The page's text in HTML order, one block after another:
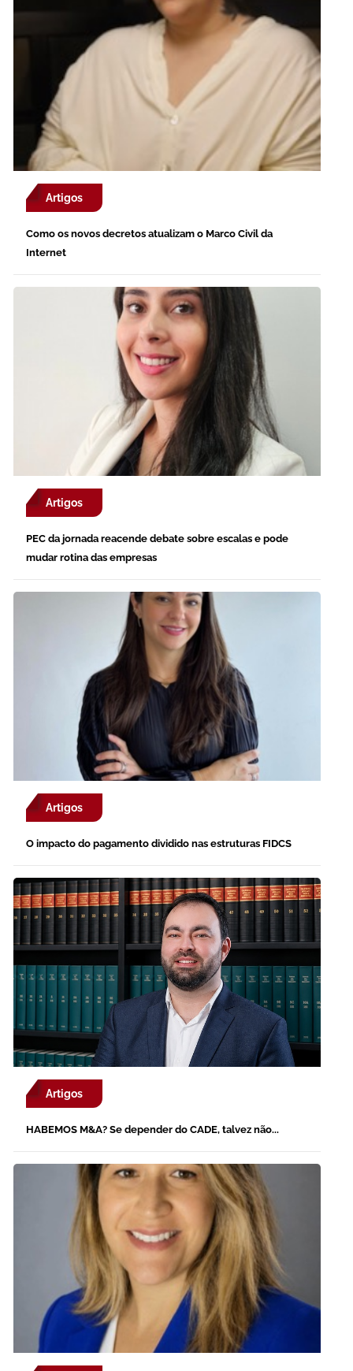
Artigos
Como os novos decretos atualizam o Marco Civil da
Internet
Artigos
PEC da jornada reacende debate sobre escalas e pode
mudar rotina das empresas
Artigos
O impacto do pagamento dividido nas estruturas FIDCS
Artigos
HABEMOS M&A? Se depender do CADE, talvez não...